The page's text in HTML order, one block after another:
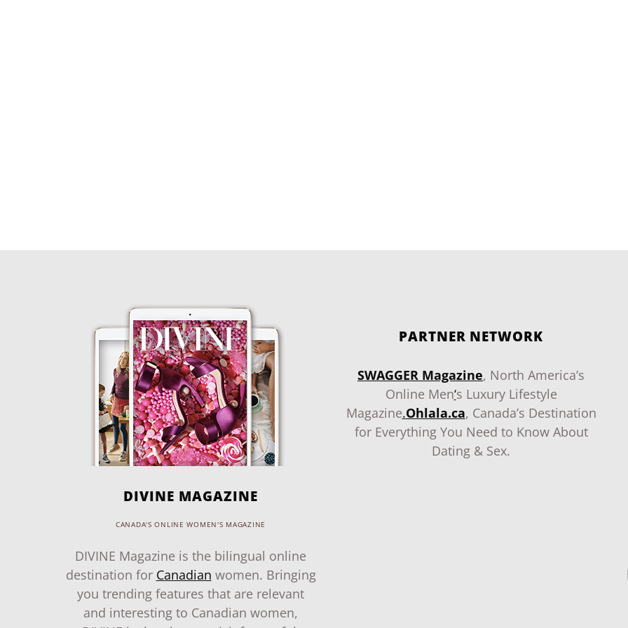
DIVINE MAGAZINE
CANADA'S ONLINE WOMEN'S MAGAZINE
DIVINE Magazine is the bilingual online
destination for Canadian women. Bringing
you trending features that are relevant
and interesting to Canadian women,
PARTNER NETWORK
SWAGGER Magazine, North America’s
Online Men‘s Luxury Lifestyle
Magazine.Ohlala.ca, Canada’s Destination
for Everything You Need to Know About
Dating & Sex.